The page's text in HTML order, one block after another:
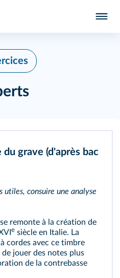
du grave (d'après bac
utiles, consuire une analyse
remonte à la création de
e siècle en Italie. La
cordes avec ce timbre
jouer des notes plus
de la contrebasse